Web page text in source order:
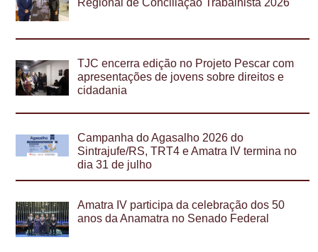
Regional de Conciliação Trabalhista 2026
TJC encerra edição no Projeto Pescar com
apresentações de jovens sobre direitos e
cidadania
Campanha do Agasalho 2026 do
Sintrajufe/RS, TRT4 e Amatra IV termina no
dia 31 de julho
Amatra IV participa da celebração dos 50
anos da Anamatra no Senado Federal